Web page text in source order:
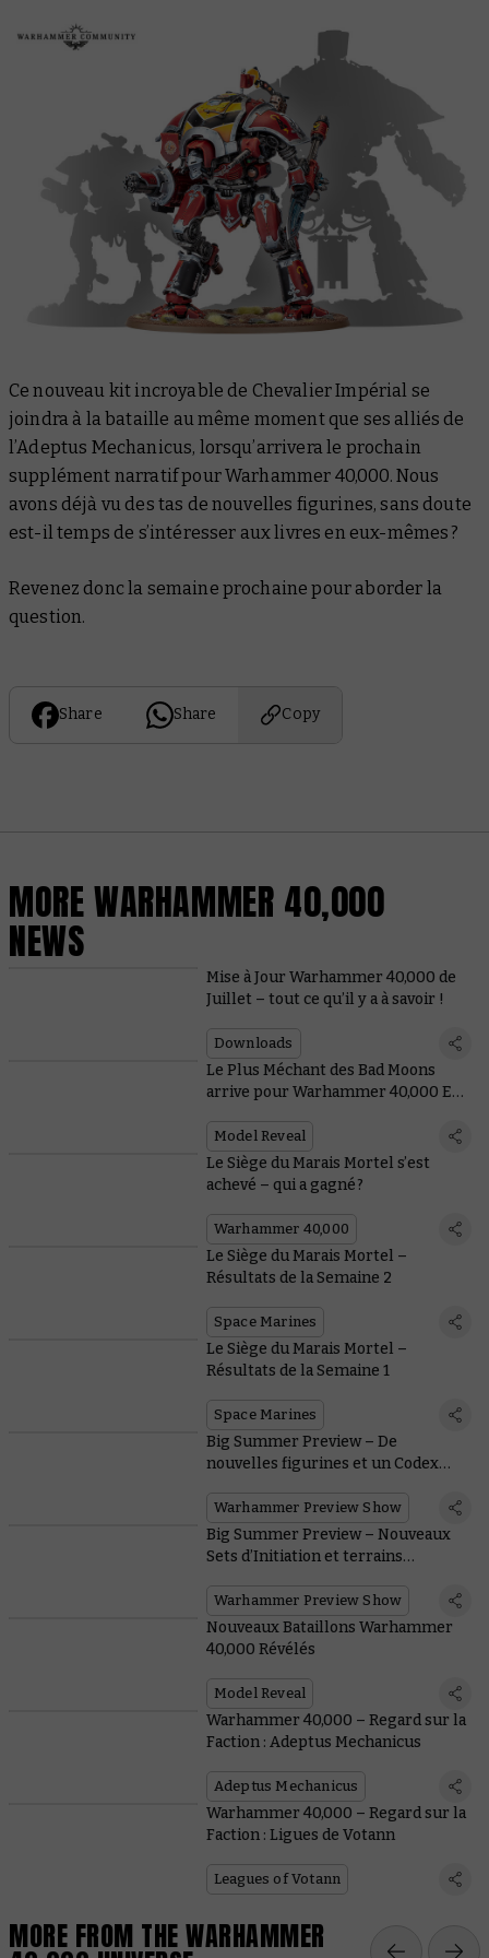
Ce nouveau kit incroyable de Chevalier Impérial se
joindra à la bataille au même moment que ses alliés de
l’Adeptus Mechanicus, lorsqu’arrivera le prochain
supplément narratif pour Warhammer 40,000. Nous
avons déjà vu des tas de nouvelles figurines, sans doute
est-il temps de s’intéresser aux livres en eux-mêmes ?
Revenez donc la semaine prochaine pour aborder la
question.
Share Share Copy
MORE WARHAMMER 40,000
NEWS
Mise à Jour Warhammer 40,000 de
Juillet – tout ce qu’il y a à savoir !
Downloads
Le Plus Méchant des Bad Moons
arrive pour Warhammer 40,000 ET
Model Reveal
Le Siège du Marais Mortel s’est
achevé – qui a gagné ?
Warhammer 40,000
Le Siège du Marais Mortel –
Résultats de la Semaine 2
Space Marines
Le Siège du Marais Mortel –
Résultats de la Semaine 1
Space Marines
Big Summer Preview – De
nouvelles figurines et un Codex
Warhammer Preview Show
Big Summer Preview – Nouveaux
Sets d’Initiation et terrains
Warhammer Preview Show
Nouveaux Bataillons Warhammer
40,000 Révélés
Model Reveal
Warhammer 40,000 – Regard sur la
Faction : Adeptus Mechanicus
Adeptus Mechanicus
Warhammer 40,000 – Regard sur la
Faction : Ligues de Votann
Leagues of Votann
MORE FROM THE WARHAMMER